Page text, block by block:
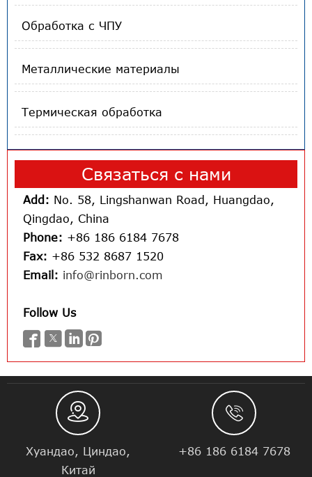
Обработка с ЧПУ
Металлические материалы
Термическая обработка
Связаться с нами
Add: No. 58, Lingshanwan Road, Huangdao,
Qingdao, China
Phone: +86 186 6184 7678
Fax: +86 532 8687 1520
Email: info@rinborn.com
Follow Us
   

Хуандао, Циндао,
Китай

+86 186 6184 7678